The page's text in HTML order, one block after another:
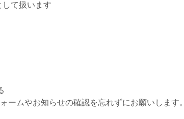
して扱います
ムやお知らせの確認を忘れずにお願いします。